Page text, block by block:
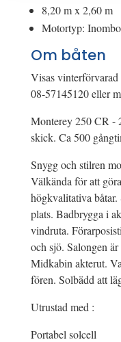
8,20 m x 2,60 m
Motortyp:
Om båten
Visas
08-57145120 eller
Monterey 250 CR -
skick. Ca 500
Snygg och stilren
Välkända för att
högkvalitativa
plats. Badbrygga i
vindruta.
och sjö. Salongen
Midkabin akterut.
fören. Solbädd att
Utrustad med :
Portabel solcell